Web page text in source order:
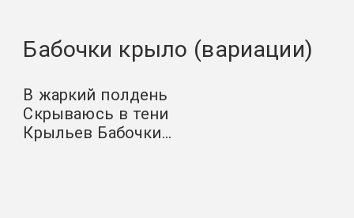
Бабочки крыло (вариации)
В жаркий полдень
Скрываюсь в тени
Крыльев Бабочки…